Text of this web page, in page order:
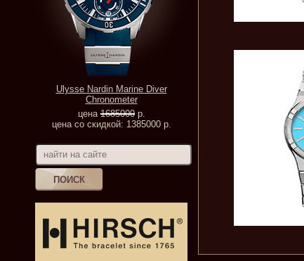
Ulysse Nardin Marine Diver
Chronometer
цена 1685000р.
цена со скидкой: 1385000 р.